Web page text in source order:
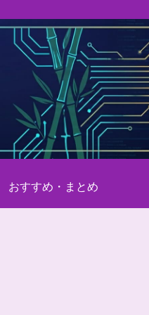
おすすめ・まとめ